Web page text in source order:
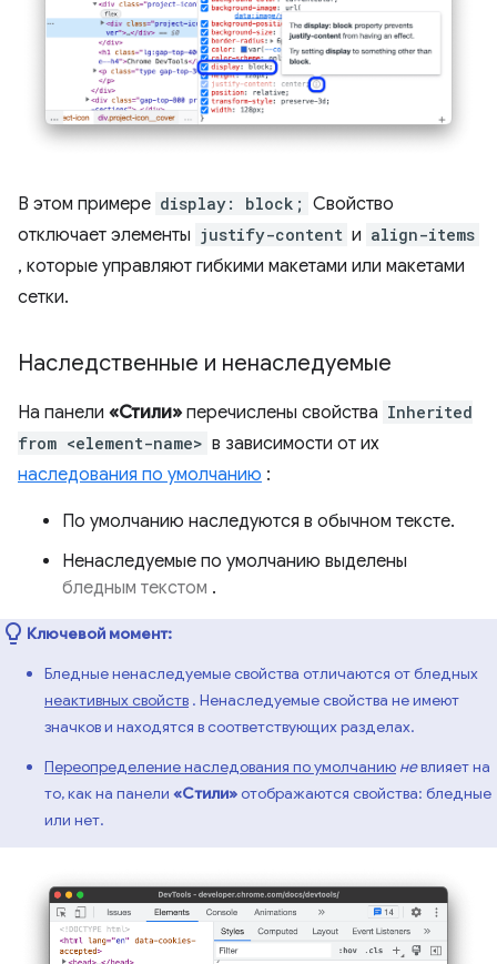
В этом примере display: block; Свойство
отключает элементы justify-content и align-items
, которые управляют гибкими макетами или макетами
сетки.
Наследственные и ненаследуемые
На панели «Стили» перечислены свойства Inherited
from <element-name> в зависимости от их
наследования по умолчанию :
По умолчанию наследуются в обычном тексте.
Ненаследуемые по умолчанию выделены
бледным текстом .
Ключевой момент:
Бледные ненаследуемые свойства отличаются от бледных
неактивных свойств . Ненаследуемые свойства не имеют
значков и находятся в соответствующих разделах.
Переопределение наследования по умолчанию невлияет на
то, как на панели «Стили»отображаются свойства: бледные
или нет.